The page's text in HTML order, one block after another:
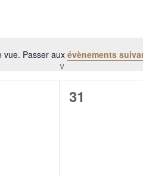
Notice
vue. Passer auxévènements
V
0
31